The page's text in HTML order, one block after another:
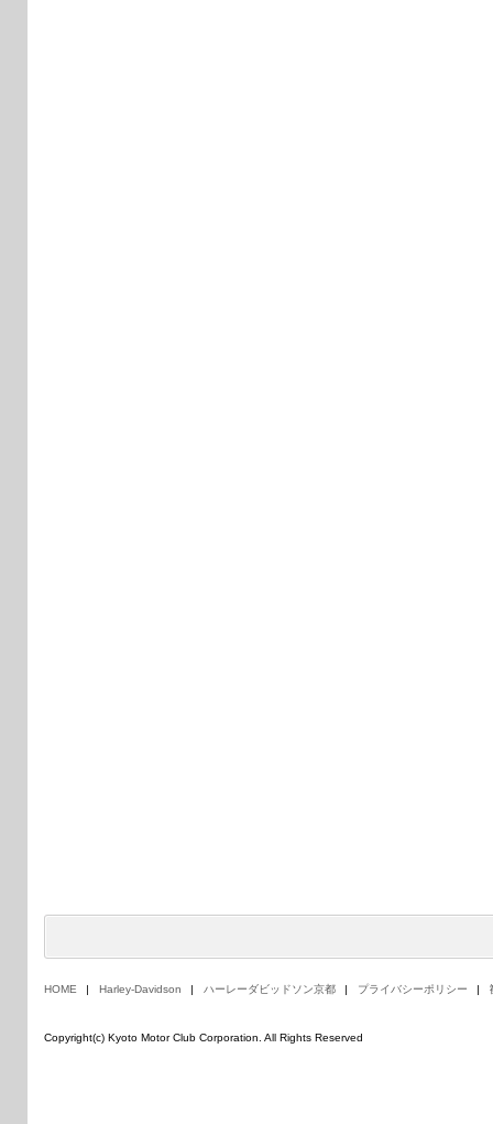
HOME Harley-Davidson ハーレーダビッドソン京都 プライバシーポリシー
Copyright(c) Kyoto Motor Club Corporation. All Rights Reserved